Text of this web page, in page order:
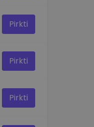
Pirkti
Pirkti
Pirkti